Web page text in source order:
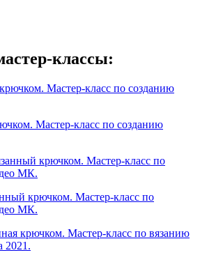
классы:
Мастер-класс по созданию
крючком. Мастер-класс по
МК.